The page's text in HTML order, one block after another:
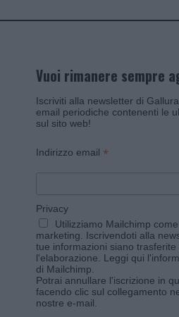
Vuoi rimanere sempre
Iscriviti alla newsletter di
email periodiche contenenti le
sul sito web!
Indirizzo email *
Privacy
Utilizziamo Mailchimp
marketing. Iscrivendoti alla
tue informazioni siano
l'elaborazione. Leggi qui
di Mailchimp
Potrai annullare l'iscrizione in
facendo clic sul collegamento
nostre e-mail.